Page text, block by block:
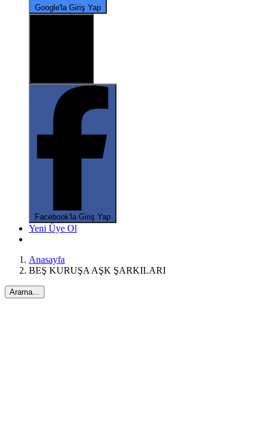
Google'la Giriş Yap
Facebook'la Giriş Yap
Yeni Üye Ol
Anasayfa
BEŞ KURUŞA AŞK ŞARKILARI
Arama...